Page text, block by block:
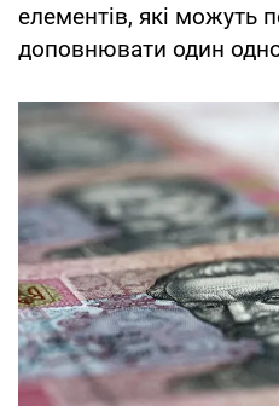
елементів, які можуть
доповнювати один